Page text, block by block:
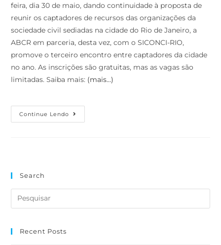
feira, dia 30 de maio, dando continuidade à proposta de
reunir os captadores de recursos das organizações da
sociedade civil sediadas na cidade do Rio de Janeiro, a
ABCR em parceria, desta vez, com o SICONCI-RIO,
promove o terceiro encontro entre captadores da cidade
no ano. As inscrições são gratuitas, mas as vagas são
limitadas. Saiba mais: (mais…)
Continue Lendo
Search
Recent Posts